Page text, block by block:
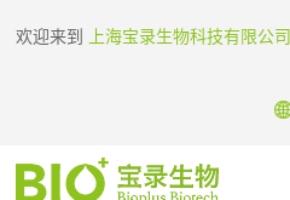
欢迎来到 上海宝录生物科技有限公司